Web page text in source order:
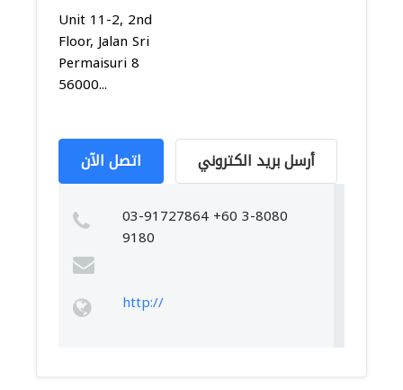
Unit 11-2, 2nd
Floor, Jalan Sri
Permaisuri 8
56000...
اتصل الآن أرسل بريد الكتروني
03-91727864 +60 3-8080
9180
http://